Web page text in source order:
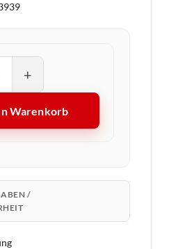
+
Warenkorb
/